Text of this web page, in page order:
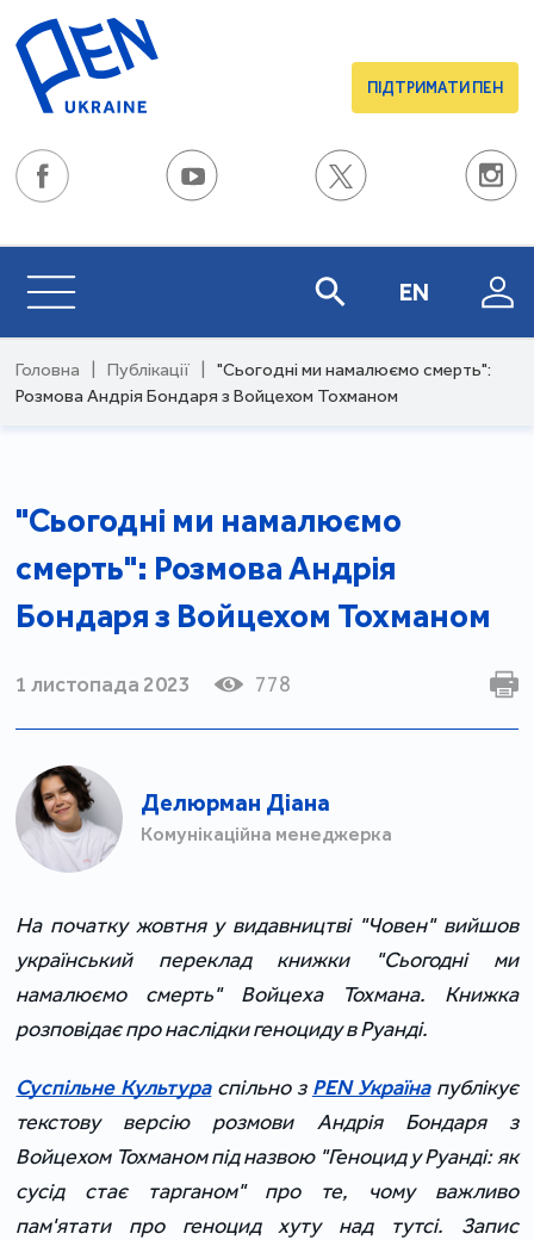
ПІДТРИМАТИ ПЕН
EN
Головна Публікації
"Сьогодні ми намалюємо смерть":
Розмова Андрія Бондаря з Войцехом Тохманом
"Сьогодні ми намалюємо
смерть": Розмова Андрія
Бондаря з Войцехом Тохманом
1 листопада 2023 778
Делюрман Діана
Комунікаційна менеджерка
На початку жовтня у видавництві "Човен" вийшов
український переклад книжки "Сьогодні ми
намалюємо смерть" Войцеха Тохмана. Книжка
розповідає про наслідки геноциду в Руанді.
Суспільне Культураспільно з PEN Українапублікує
текстову версію розмови Андрія Бондаря з
Войцехом Тохманом під назвою "Геноцид у Руанді: як
сусід стає тарганом" про те, чому важливо
пам'ятати про геноцид хуту над тутсі. Запис